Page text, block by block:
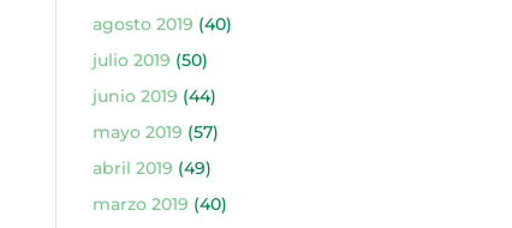
agosto 2019 (40)
julio 2019 (50)
junio 2019 (44)
mayo 2019 (57)
abril 2019 (49)
marzo 2019 (40)